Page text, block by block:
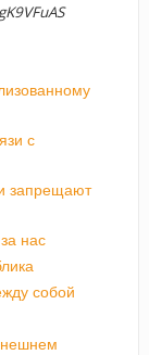
с
запрещают
нас
собой